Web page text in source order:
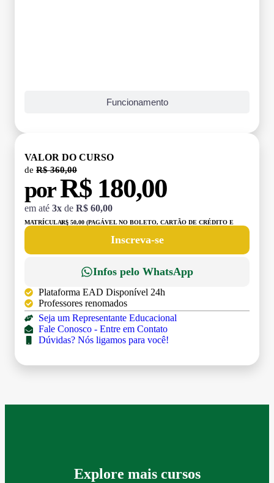
Funcionamento
VALOR DO CURSO
de R$ 360,00
porR$ 180,00
em até 3x de R$ 60,00
MATRÍCULA:R$ 50,00 (PAGÁVEL NO BOLETO, CARTÃO DE CRÉDITO E
Inscreva-se
Infos pelo WhatsApp
Plataforma EAD Disponível 24h
Professores renomados
Seja um Representante Educacional
Fale Conosco - Entre em Contato
Dúvidas? Nós ligamos para você!
Explore mais cursos